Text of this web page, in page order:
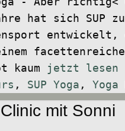
hat sich SUP zu
entwickelt,
kaum
jetzt lesen
, SUP Yoga , Yoga
mit Sonni